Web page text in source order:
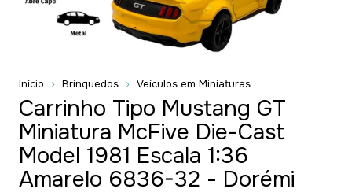
Início Brinquedos Veículos em Miniaturas
Carrinho Tipo Mustang GT
Miniatura McFive Die-Cast
Model 1981 Escala 1:36
Amarelo 6836-32 - Dorémi